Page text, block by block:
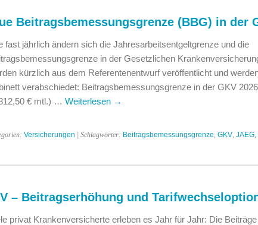
Beitragsbemessungsgrenze (BBG) in der
fast jährlich ändern sich die Jahresarbeitsentgeltgrenze und die
in der Gesetzlichen
kürzlich aus dem Referentenentwurf veröffentlicht und
verabschiedet: Beitragsbemessungsgrenze in der GKV
€ mtl.) … Weiterlesen →
Versicherungen | Schlagwörter: Beitragsbemessungsgrenze, GKV, JAEG,
– Beitragserhöhung und
privat Krankenversicherte erleben es Jahr für Jahr: Die